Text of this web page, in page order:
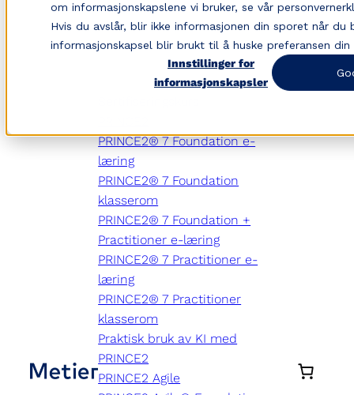
om informasjonskapslene vi bruker, se vår
Hvis du avslår, blir ikke informasjonen din sporet når
informasjonskapsel blir brukt til å huske preferansen
Innstillinger for
informasjonskapsler
PRINCE2® 7 Foundation e-
læring
PRINCE2® 7 Foundation
klasserom
PRINCE2® 7 Foundation +
Practitioner e-læring
PRINCE2® 7 Practitioner e-
læring
PRINCE2® 7 Practitioner
klasserom
Praktisk bruk av KI med
PRINCE2
PRINCE2 Agile